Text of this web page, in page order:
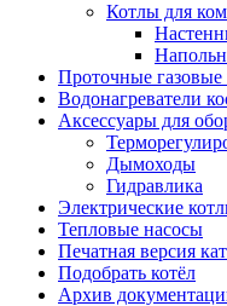
Котлы для
Проточные газовые
Водонагреватели
Аксессуары для
Дымоходы
Гидравлика
Электрические
Тепловые насосы
Печатная версия
Подобрать котёл
Архив